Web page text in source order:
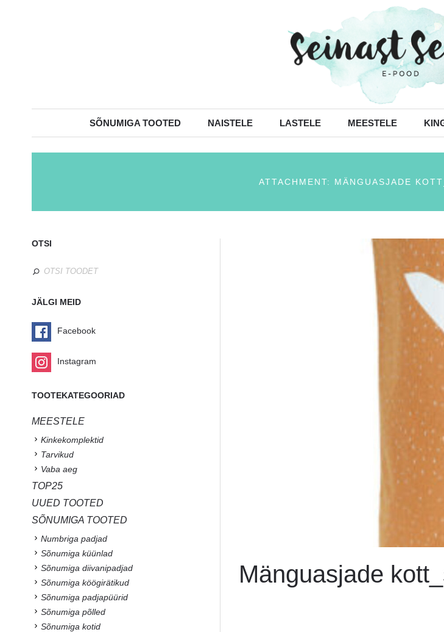
SÕNUMIGA TOOTED NAISTELE LASTELE MEESTELE
ATTACHMENT: MÄNGUASJADE
Mänguasjade
OTSI
JÄLGI MEID
Facebook
Instagram
TOOTEKATEGOORIAD
MEESTELE
Kinkekomplektid
Tarvikud
Vaba aeg
TOP25
UUED TOOTED
SÕNUMIGA TOOTED
Numbriga padjad
Sõnumiga küünlad
Sõnumiga diivanipadjad
Sõnumiga köögirätikud
Sõnumiga padjapüürid
Sõnumiga põlled
Sõnumiga kotid